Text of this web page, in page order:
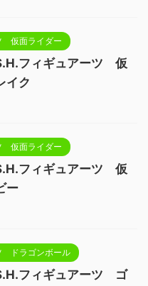
仮面ライダー
フィギュアーツ 仮
イク
仮面ライダー
フィギュアーツ 仮
ー
ドラゴンボール
フィギュアーツ ゴ